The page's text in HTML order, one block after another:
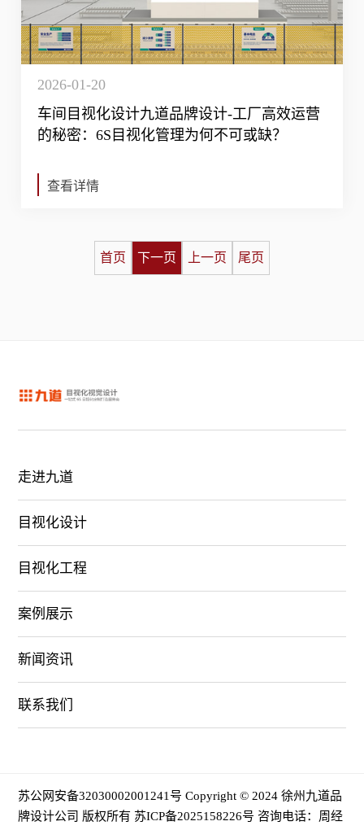
2026-01-20
车间目视化设计九道品牌设计-工厂高效运营
的秘密：6S目视化管理为何不可或缺？
查看详情
首页 下一页 上一页 尾页
走进九道
目视化设计
目视化工程
案例展示
新闻资讯
联系我们
苏公网安备32030002001241号 Copyright © 2024 徐州九道品
牌设计公司 版权所有 苏ICP备2025158226号 咨询电话：周经